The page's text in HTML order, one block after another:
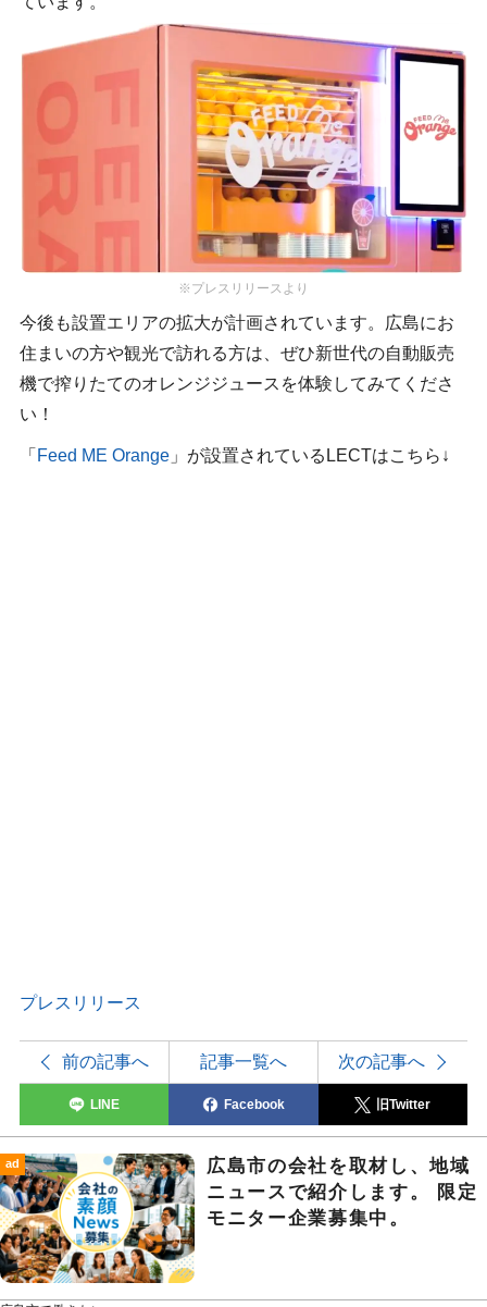
※プレスリリースより
今後も設置エリアの拡大が計画されています。広島にお
住まいの方や観光で訪れる方は、ぜひ新世代の自動販売
機で搾りたてのオレンジジュースを体験してみてくださ
い！
「 Feed ME Orange」が設置されているLECTはこちら↓
プレスリリース
前の記事へ 記事一覧へ 次の記事へ
LINE Facebook 旧Twitter
ad
広島市の会社を取材し、地域
ニュースで紹介します。 限定
モニター企業募集中。